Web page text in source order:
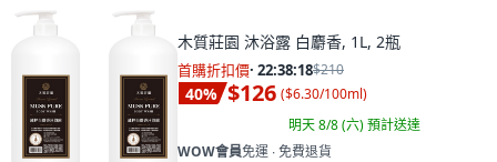
木質莊園 沐浴露 白麝香, 1L, 2瓶
首購折扣價· 22:38:16$210
40% $126 ($6.30/100ml)
明天 8/8 (六)預計送達
WOW會員免運 ∙ 免費退貨